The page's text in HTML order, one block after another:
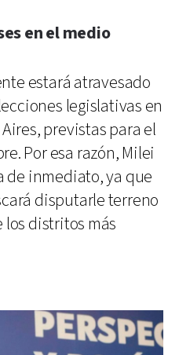
en el medio
estará atravesado
legislativas en
previstas para el
Por esa razón, Milei
de inmediato, ya que
disputarle terreno
los distritos más